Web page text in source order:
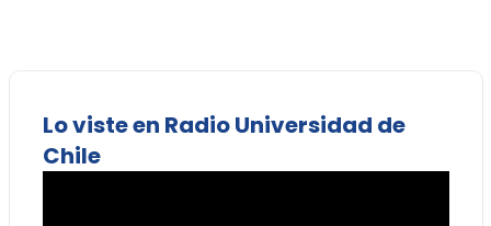
Lo viste en Radio Universidad de
Chile